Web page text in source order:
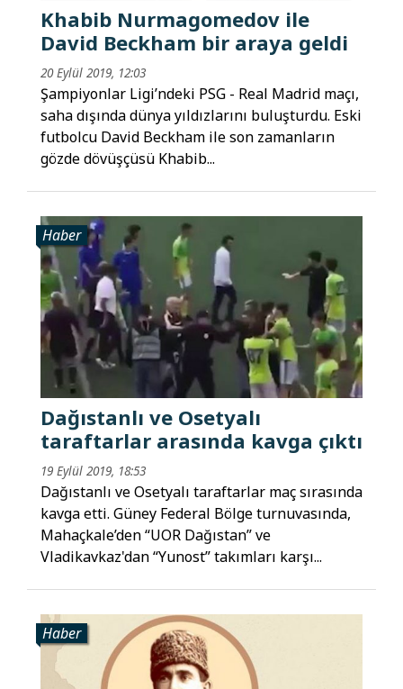
Khabib Nurmagomedov ile
David Beckham bir araya geldi
20 Eylül 2019, 12:03
Şampiyonlar Ligi’ndeki PSG - Real Madrid maçı,
saha dışında dünya yıldızlarını buluşturdu. Eski
futbolcu David Beckham ile son zamanların
gözde dövüşçüsü Khabib...
Haber
Dağıstanlı ve Osetyalı
taraftarlar arasında kavga çıktı
19 Eylül 2019, 18:53
Dağıstanlı ve Osetyalı taraftarlar maç sırasında
kavga etti. Güney Federal Bölge turnuvasında,
Mahaçkale’den “UOR Dağıstan” ve
Vladikavkaz'dan “Yunost” takımları karşı...
Haber